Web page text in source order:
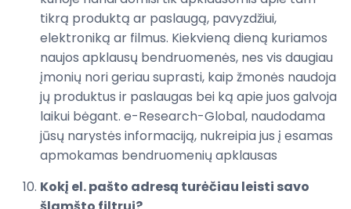
tikrą produktą ar paslaugą, pavyzdžiui,
elektroniką ar filmus. Kiekvieną dieną kuriamos
naujos apklausų bendruomenės, nes vis daugiau
įmonių nori geriau suprasti, kaip žmonės naudoja
jų produktus ir paslaugas bei ką apie juos galvoja
laikui bėgant. e-Research-Global, naudodama
jūsų narystės informaciją, nukreipia jus į esamas
apmokamas bendruomenių apklausas
Kokį el. pašto adresą turėčiau leisti savo